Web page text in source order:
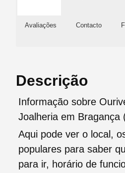
Avaliações Contacto
Descrição
Informação sobre
Joalheria em Bragança
Aqui pode ver o local,
populares para saber
para ir, horário de